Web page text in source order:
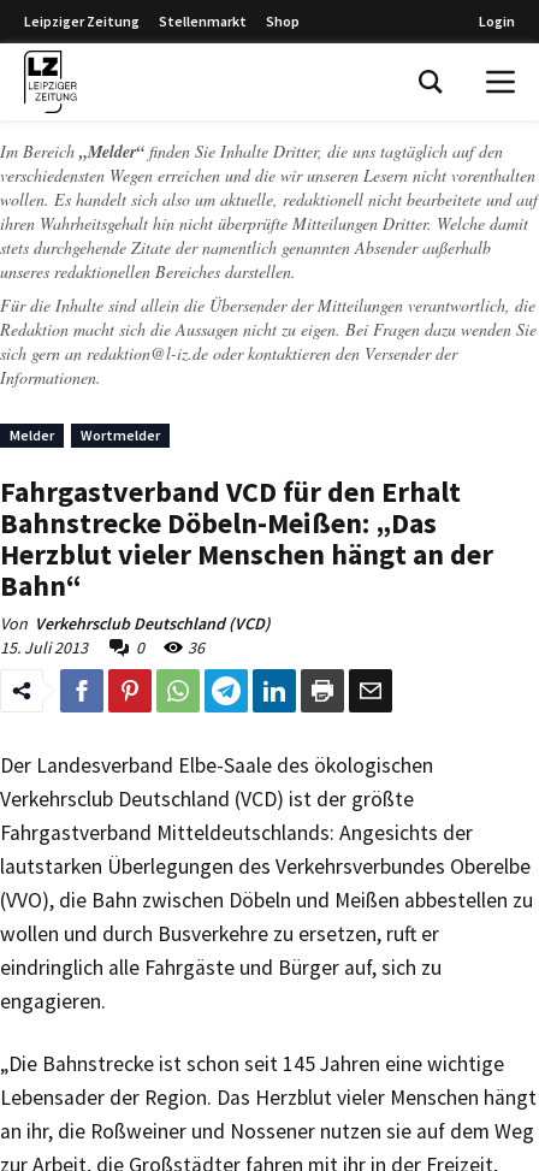
Leipziger Zeitung Stellenmarkt Shop Login
Im Bereich „Melder“ finden Sie Inhalte Dritter, die uns tagtäglich auf den
verschiedensten Wegen erreichen und die wir unseren Lesern nicht vorenthalten
wollen. Es handelt sich also um aktuelle, redaktionell nicht bearbeitete und auf
ihren Wahrheitsgehalt hin nicht überprüfte Mitteilungen Dritter. Welche damit
stets durchgehende Zitate der namentlich genannten Absender außerhalb
unseres redaktionellen Bereiches darstellen.
Für die Inhalte sind allein die Übersender der Mitteilungen verantwortlich, die
Redaktion macht sich die Aussagen nicht zu eigen. Bei Fragen dazu wenden Sie
sich gern an redaktion@l-iz.de oder kontaktieren den Versender der
Informationen.
Melder Wortmelder
Fahrgastverband VCD für den Erhalt
Bahnstrecke Döbeln-Meißen: „Das
Herzblut vieler Menschen hängt an der
Bahn“
Von Verkehrsclub Deutschland (VCD)
15. Juli 2013
0 36
Der Landesverband Elbe-Saale des ökologischen
Verkehrsclub Deutschland (VCD) ist der größte
Fahrgastverband Mitteldeutschlands: Angesichts der
lautstarken Überlegungen des Verkehrsverbundes Oberelbe
(VVO), die Bahn zwischen Döbeln und Meißen abbestellen zu
wollen und durch Busverkehre zu ersetzen, ruft er
eindringlich alle Fahrgäste und Bürger auf, sich zu
engagieren.
„Die Bahnstrecke ist schon seit 145 Jahren eine wichtige
Lebensader der Region. Das Herzblut vieler Menschen hängt
an ihr, die Roßweiner und Nossener nutzen sie auf dem Weg
zur Arbeit, die Großstädter fahren mit ihr in der Freizeit,